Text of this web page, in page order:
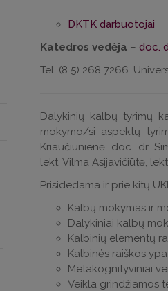
DKTK darbuotojai
Katedros vedėja – doc.
Tel. (8 5) 268 7266.
Dalykinių kalbų tyrimų
mokymo/si aspektų
Kriaučiūnienė, doc. dr.
lekt. Vilma Asijavičiūtė,
Prisidedama ir prie kitų
Kalbų mokymas ir
Dalykiniai kalbų
Kalbinių elementų
Kalbinės raiškos
Metakognityviniai
Veikla grindžiamos